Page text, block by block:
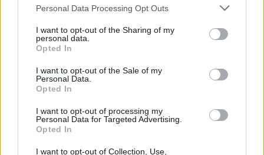
Please note that this website/app uses one or more Google
not limited to your visit or usage behaviour. You may click to
grant or deny consent to Google and its third-party tags to
use your data for below specified purposes in below Google
consent section.
Personal Data Processing Opt Outs
I want to opt-out of the Sharing of my
personal data.
Opted In
I want to opt-out of the Sale of my
Personal Data.
Opted In
I want to opt-out of processing my
Personal Data for Targeted Advertising.
Opted In
I want to opt-out of Collection, Use,
Non solo tecnologia: esperienza e
relazione
A differenza di molte piattaforme che si limitano a
fare da vetrina, InstaHome accompagna i suoi
clienti lungo tutto il percorso. I proprietari non
ma con la possibilità di monitorare ogni fase grazie
a un sistema chiaro e una comunicazione continua.